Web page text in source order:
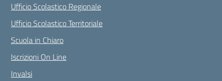
Ufficio Scolastico Regionale
Ufficio Scolastico Territoriale
Scuola in Chiaro
Iscrizioni On Line
Invalsi